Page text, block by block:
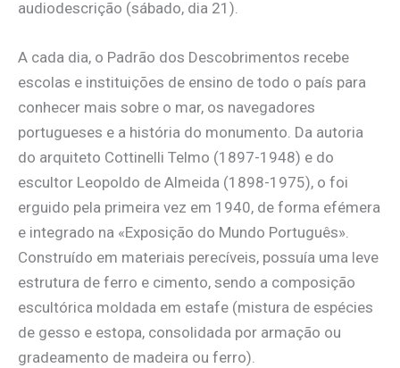
audiodescrição (sábado, dia 21).
A cada dia, o Padrão dos Descobrimentos recebe
escolas e instituições de ensino de todo o país para
conhecer mais sobre o mar, os navegadores
portugueses e a história do monumento. Da autoria
do arquiteto Cottinelli Telmo (1897-1948) e do
escultor Leopoldo de Almeida (1898-1975), o foi
erguido pela primeira vez em 1940, de forma efémera
e integrado na «Exposição do Mundo Português».
Construído em materiais perecíveis, possuía uma leve
estrutura de ferro e cimento, sendo a composição
escultórica moldada em estafe (mistura de espécies
de gesso e estopa, consolidada por armação ou
gradeamento de madeira ou ferro).